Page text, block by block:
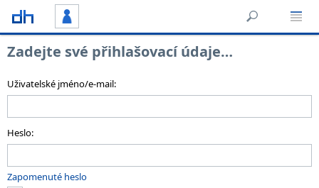
Zadejte své přihlašovací údaje…
Uživatelské jméno/e-mail:
Heslo:
Zapomenuté heslo